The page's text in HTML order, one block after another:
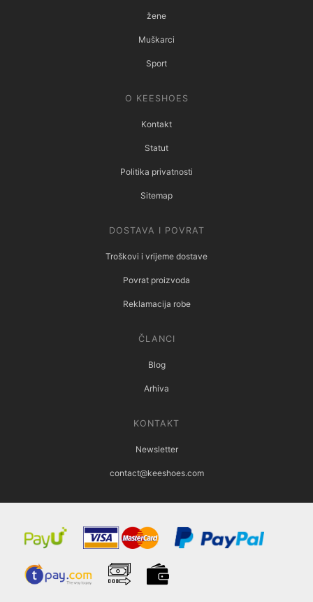
žene
Muškarci
Sport
O KEESHOES
Kontakt
Statut
Politika privatnosti
Sitemap
DOSTAVA I POVRAT
Troškovi i vrijeme dostave
Povrat proizvoda
Reklamacija robe
ČLANCI
Blog
Arhiva
KONTAKT
Newsletter
contact@keeshoes.com